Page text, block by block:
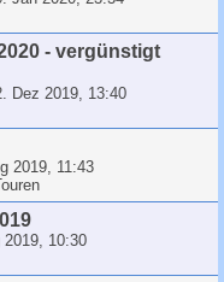
- vergünstigt
Dez 2019, 13:40
2019, 11:43
2019, 10:30